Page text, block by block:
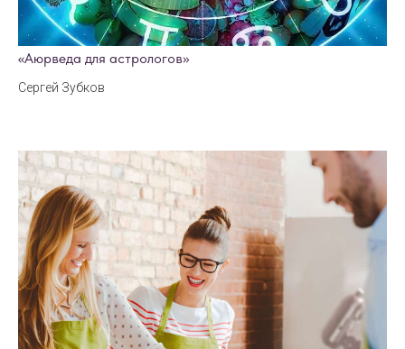
«Аюрведа для астрологов»
Сергей Зубков